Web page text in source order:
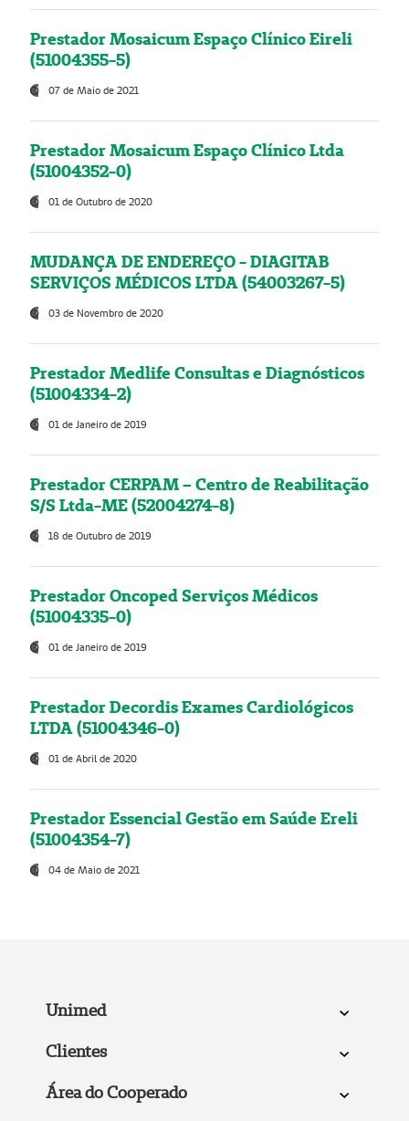
Prestador Mosaicum Espaço Clínico Eireli
(51004355-5)
07 de Maio de 2021
Prestador Mosaicum Espaço Clínico Ltda
(51004352-0)
01 de Outubro de 2020
MUDANÇA DE ENDEREÇO - DIAGITAB
SERVIÇOS MÉDICOS LTDA (54003267-5)
03 de Novembro de 2020
Prestador Medlife Consultas e Diagnósticos
(51004334-2)
01 de Janeiro de 2019
Prestador CERPAM – Centro de Reabilitação
S/S Ltda-ME (52004274-8)
18 de Outubro de 2019
Prestador Oncoped Serviços Médicos
(51004335-0)
01 de Janeiro de 2019
Prestador Decordis Exames Cardiológicos
LTDA (51004346-0)
01 de Abril de 2020
Prestador Essencial Gestão em Saúde Ereli
(51004354-7)
04 de Maio de 2021
Unimed
Clientes
Área do Cooperado